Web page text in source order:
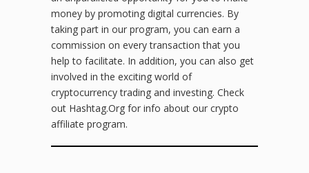
money by promoting digital currencies. By
taking part in our program, you can earn a
commission on every transaction that you
help to facilitate. In addition, you can also get
involved in the exciting world of
cryptocurrency trading and investing. Check
out Hashtag.Org for info about our crypto
affiliate program.